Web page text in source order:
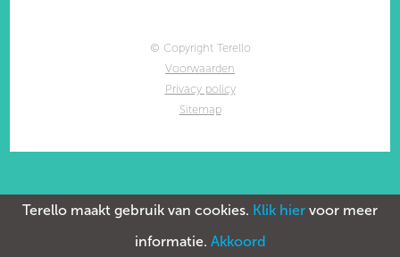
Terello maakt gebruik van cookies. Klik hier voor meer
informatie. Akkoord
© Copyright Terello
Voorwaarden
Privacy policy
Sitemap